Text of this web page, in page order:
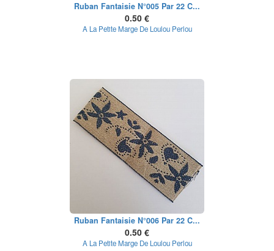
Ruban Fantaisie N°005 Par 22 C...
0.50 €
A La Petite Marge De Loulou Perlou
Ruban Fantaisie N°006 Par 22 C...
0.50 €
A La Petite Marge De Loulou Perlou